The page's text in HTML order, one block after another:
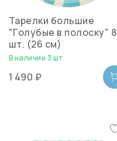
Тарелки большие
"Голубые в полоску" 8
шт. (26 см)
В наличии 3 шт
1 490 ₽